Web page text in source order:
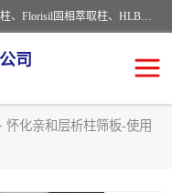
河北艺心逸意科技有限公司主营：C18固相萃取柱、Florisil固相萃取柱、HLB固相萃取柱、MCX固相萃取柱、QuEChERS、固相萃取空柱、针式过滤器 、固相萃取柱、黄曲霉毒素亲和柱。全国咨询热线：18630105913。河北艺心逸意科技有限公司接受来样定做，我们秉承着“顾客至上，锐意进取”的经营理念，坚持客户至上的原则为广大客户提供优质的服务，欢迎广大客户惠顾！免费咨询！
司
怀化亲和层析柱筛板-使用